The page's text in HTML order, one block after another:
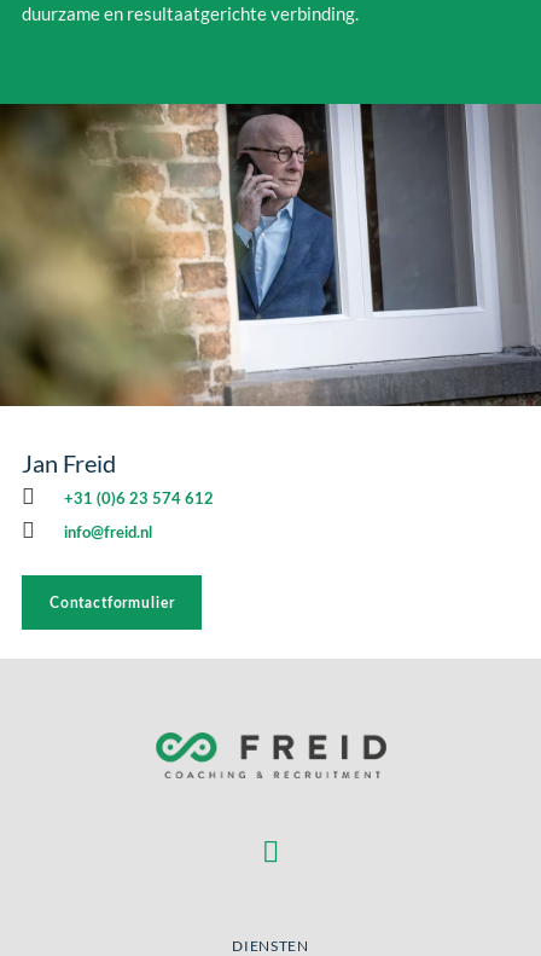
duurzame en resultaatgerichte verbinding.
Jan Freid
+31 (0)6 23 574 612
info@freid.nl
Contactformulier
DIENSTEN